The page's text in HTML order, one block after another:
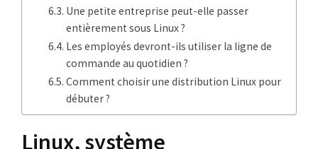
Une petite entreprise peut-elle passer
entièrement sous Linux ?
Les employés devront-ils utiliser la ligne de
commande au quotidien ?
Comment choisir une distribution Linux pour
débuter ?
Linux, système